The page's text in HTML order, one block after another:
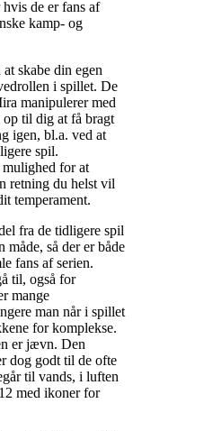
de er fans af
kamp- og
skabe din egen
i spillet. De
manipulerer med
til dig at få bragt
igen, bl.a. ved at
spil.
for at
retning du helst vil
temperament.
fra de tidligere spil
måde, så der er både
fans af serien.
til, også for
mange
man når i spillet
for komplekse.
er jævn. Den
dog godt til de ofte
til vands, i luften
med ikoner for